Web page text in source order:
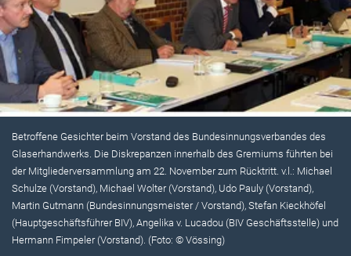
Betroffene Gesichter beim Vorstand des Bundesinnungsverbandes des
Glaserhandwerks. Die Diskrepanzen innerhalb des Gremiums führten bei
der Mitgliederversammlung am 22. November zum Rücktritt. v.l.: Michael
Schulze (Vorstand), Michael Wolter (Vorstand), Udo Pauly (Vorstand),
Martin Gutmann (Bundesinnungsmeister / Vorstand), Stefan Kieckhöfel
(Hauptgeschäftsführer BIV), Angelika v. Lucadou (BIV Geschäftsstelle) und
Hermann Fimpeler (Vorstand). (Foto: © Vössing)